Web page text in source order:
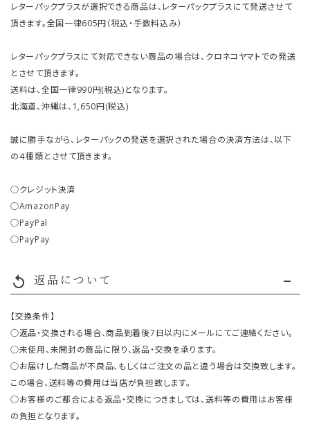
レターパックプラスが選択できる商品は、レターパックプラスにて発送させて
頂きます。全国一律605円（税込・手数料込み）
レターパックプラスにて対応できない商品の場合は、クロネコヤマトでの発送
とさせて頂きます。
送料は、全国一律990円(税込)となります。
北海道、沖縄は、1,650円(税込)
誠に勝手ながら、レターパックの発送を選択された場合の決済方法は、以下
の４種類とさせて頂きます。
○クレジット決済
○AmazonPay
○PayPal
○PayPay
replay 返品について
【交換条件】
○返品・交換される場合、商品到着後7日以内にメールにてご連絡ください。
○未使用、未開封の商品に限り、返品・交換を承ります。
○お届けした商品が不良品、もしくはご注文の品と違う場合は交換致します。
この場合、送料等の費用は当店が負担致します。
○お客様のご都合による返品・交換につきましては、送料等の費用はお客様
の負担となります。